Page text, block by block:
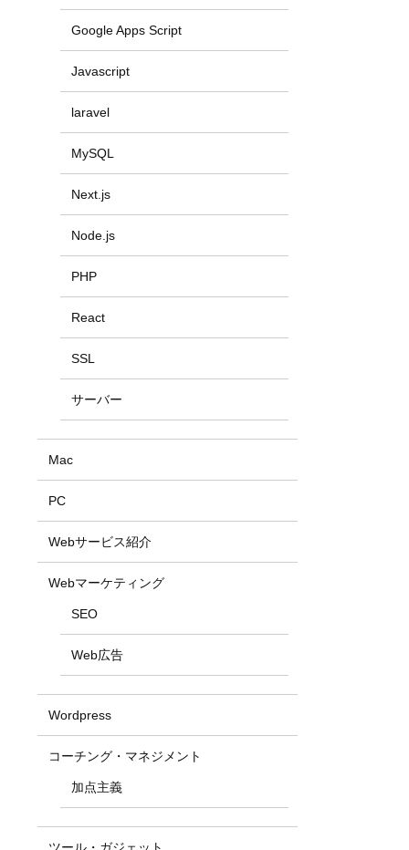
Google Apps Script
Javascript
laravel
MySQL
Next.js
Node.js
PHP
React
SSL
サーバー
Mac
PC
Webサービス紹介
Webマーケティング
SEO
Web広告
Wordpress
コーチング・マネジメント
加点主義
ツール・ガジェット